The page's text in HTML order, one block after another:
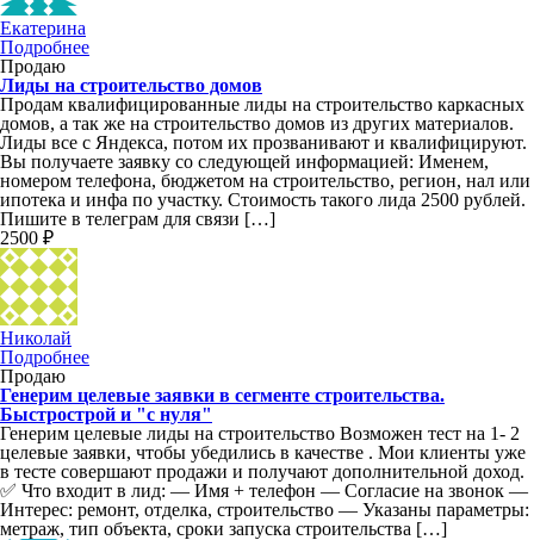
Екатерина
Подробнее
Продаю
Лиды на строительство домов
Продам квалифицированные лиды на строительство каркасных
домов, а так же на строительство домов из других материалов.
Лиды все с Яндекса, потом их прозванивают и квалифицируют.
Вы получаете заявку со следующей информацией: Именем,
номером телефона, бюджетом на строительство, регион, нал или
ипотека и инфа по участку. Стоимость такого лида 2500 рублей.
Пишите в телеграм для связи […]
2500 ₽
Николай
Подробнее
Продаю
Генерим целевые заявки в сегменте строительства.
Быстрострой и "с нуля"
Генерим целевые лиды на строительство Возможен тест на 1- 2
целевые заявки, чтобы убедились в качестве . Мои клиенты уже
в тесте совершают продажи и получают дополнительной доход.
✅ Что входит в лид: — Имя + телефон — Согласие на звонок —
Интерес: ремонт, отделка, строительство — Указаны параметры:
метраж, тип объекта, сроки запуска строительства […]